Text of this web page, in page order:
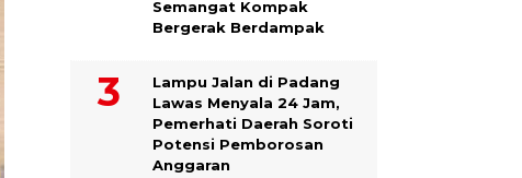
Semangat Kompak
Bergerak Berdampak
Lampu Jalan di Padang
Lawas Menyala 24 Jam,
Pemerhati Daerah Soroti
Potensi Pemborosan
Anggaran